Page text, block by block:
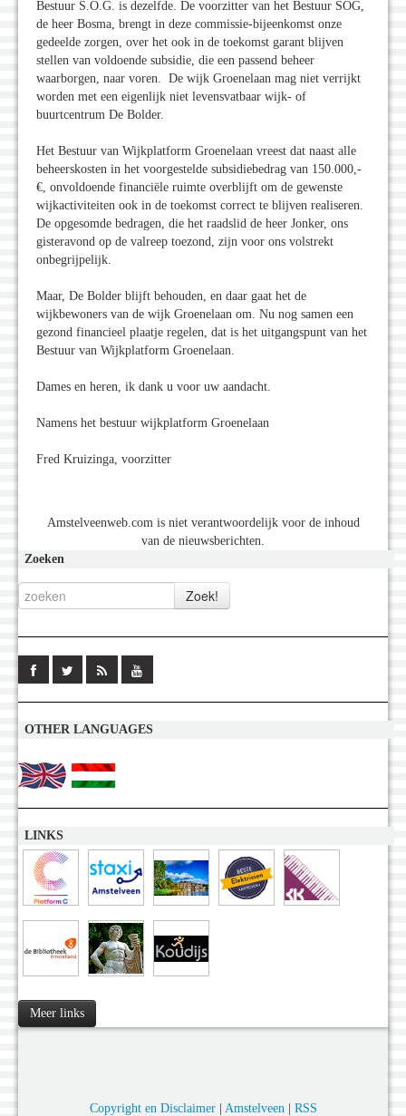
Bestuur S.O.G. is dezelfde. De voorzitter van het Bestuur SOG,
de heer Bosma, brengt in deze commissie-bijeenkomst onze
gedeelde zorgen, over het ook in de toekomst garant blijven
stellen van voldoende subsidie, die een passend beheer
waarborgen, naar voren. De wijk Groenelaan mag niet verrijkt
worden met een eigenlijk niet levensvatbaar wijk- of
buurtcentrum De Bolder.
Het Bestuur van Wijkplatform Groenelaan vreest dat naast alle
beheerskosten in het voorgestelde subsidiebedrag van 150.000,-
€, onvoldoende financiële ruimte overblijft om de gewenste
wijkactiviteiten ook in de toekomst correct te blijven realiseren.
De opgesomde bedragen, die het raadslid de heer Jonker, ons
gisteravond op de valreep toezond, zijn voor ons volstrekt
onbegrijpelijk.
Maar, De Bolder blijft behouden, en daar gaat het de
wijkbewoners van de wijk Groenelaan om. Nu nog samen een
gezond financieel plaatje regelen, dat is het uitgangspunt van het
Bestuur van Wijkplatform Groenelaan.
Dames en heren, ik dank u voor uw aandacht.
Namens het bestuur wijkplatform Groenelaan
Fred Kruizinga, voorzitter
Amstelveenweb.com is niet verantwoordelijk voor de inhoud
van de nieuwsberichten.
Zoeken
OTHER LANGUAGES
LINKS
Meer links
Copyright en Disclaimer| Amstelveen RSS